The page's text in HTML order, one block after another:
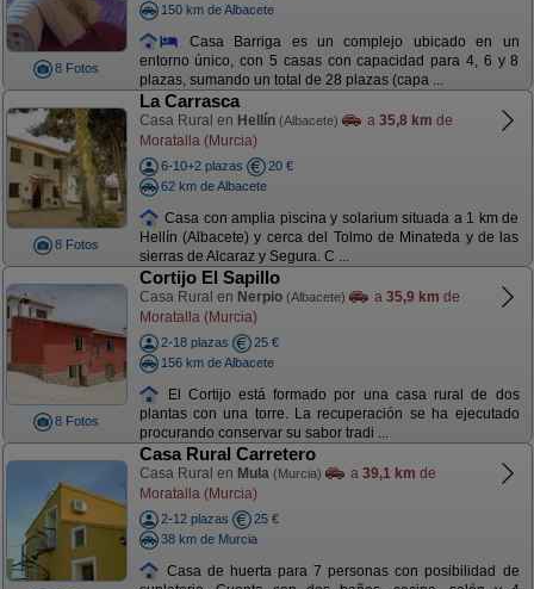
8 Fotos
150 km de Albacete
Casa Barriga es un complejo ubicado en un
entorno único, con 5 casas con capacidad para 4, 6 y 8
plazas, sumando un total de 28 plazas (capa ...
8 Fotos
La Carrasca
Casa Rural en Hellín (Albacete) a 35,8 km de
Moratalla (Murcia)
6-10+2 plazas
20 €
62 km de Albacete
Casa con amplia piscina y solarium situada a 1 km de
Hellín (Albacete) y cerca del Tolmo de Minateda y de las
sierras de Alcaraz y Segura. C ...
8 Fotos
Cortijo El Sapillo
Casa Rural en Nerpio (Albacete) a 35,9 km de
Moratalla (Murcia)
2-18 plazas
25 €
156 km de Albacete
El Cortijo está formado por una casa rural de dos
plantas con una torre. La recuperación se ha ejecutado
procurando conservar su sabor tradi ...
Casa Rural Carretero
Casa Rural en Mula (Murcia) a 39,1 km de
Moratalla (Murcia)
2-12 plazas
25 €
38 km de Murcia
Casa de huerta para 7 personas con posibilidad de